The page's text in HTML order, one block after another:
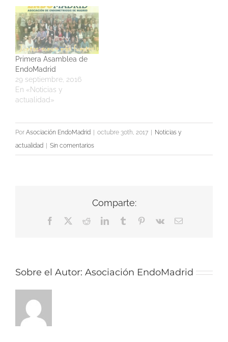
Primera Asamblea de
EndoMadrid
29 septiembre, 2016
En «Noticias y
actualidad»
Por Asociación EndoMadrid | octubre 30th, 2017 | Noticias y
actualidad | Sin comentarios
Comparte:
Facebook RedditLinkedInTumblr Pinterest
Vk
Correo
Sobre el Autor: Asociación EndoMadrid